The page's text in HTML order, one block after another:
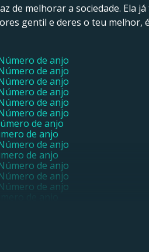
de melhorar a sociedade. Ela
gentil e deres o teu melhor,
de anjo
de anjo
de anjo
de anjo
de anjo
de anjo
de anjo
de anjo
de anjo
de anjo
de anjo
de anjo
de anjo